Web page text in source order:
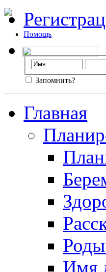
Помощь
Запомнить?
Главная
Имя